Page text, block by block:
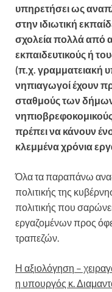
υπηρετήσει ως
στην ιδιωτική
σχολεία πολλά από
εκπαιδευτικούς ή
(π.χ. γραμματειακή
νηπιαγωγοί έχουν
σταθμούς των δήμων
πρέπει να κάνουν
κλεμμένα χρόνια
Όλα τα παραπάνω
πολιτικής της
πολιτικής που
εργαζομένων προς
τραπεζών.
Η αξιολόγηση –
η υπουργός κ.